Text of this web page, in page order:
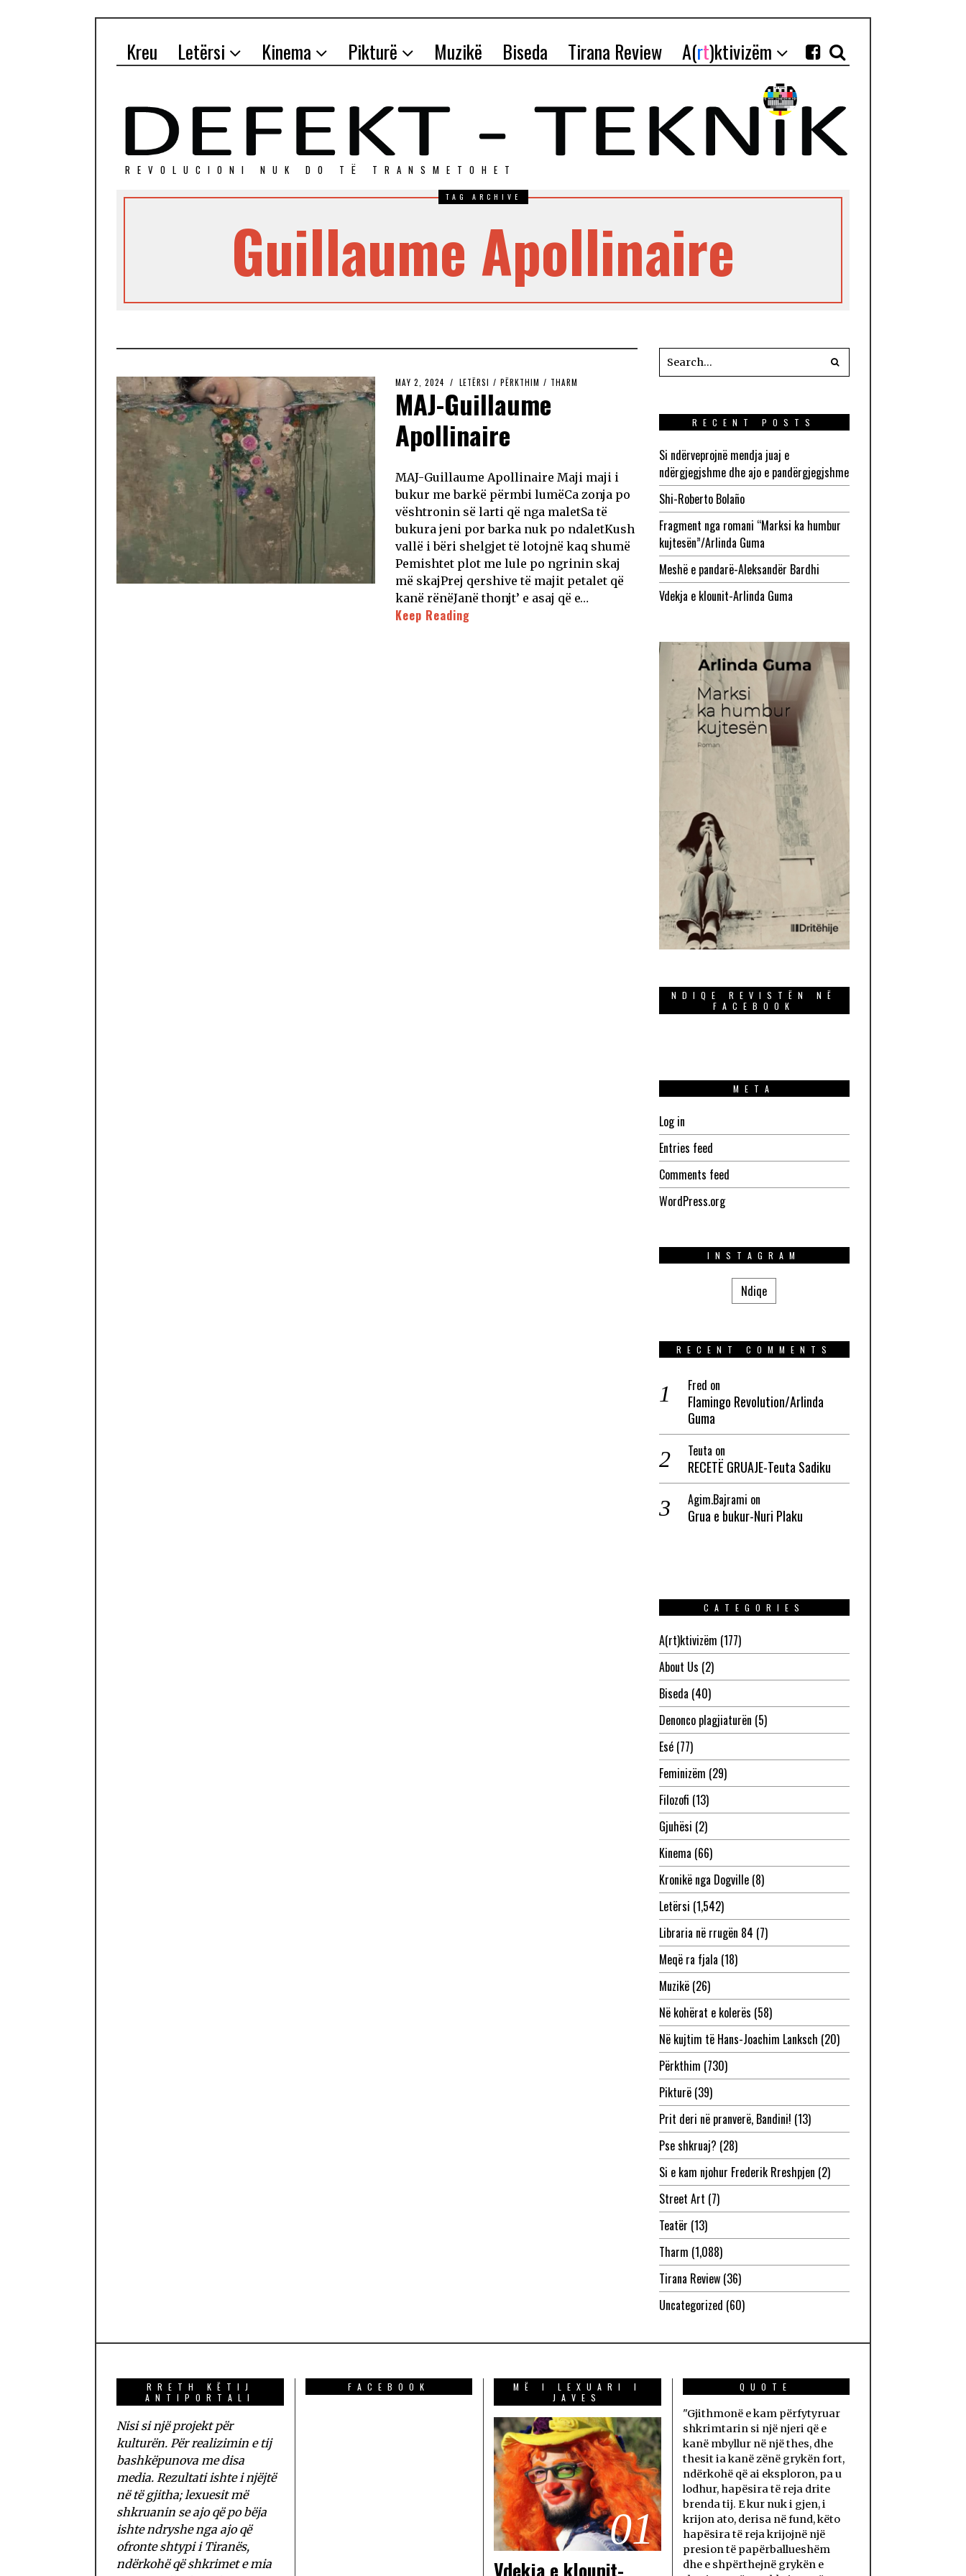
Kreu Letërsi Kinema Pikturë Muzikë Biseda Tirana Review A(rt)ktivizëm
REVOLUCIONI NUK DO TЁ TRANSMETOHET
TAG ARCHIVE
Guillaume Apollinaire
MAY 2, 2024 LETËRSI / PËRKTHIM / THARM
MAJ-Guillaume
Apollinaire
MAJ-Guillaume Apollinaire Maji maji i
bukur me barkë përmbi lumëCa zonja po
vështronin së larti që nga maletSa të
bukura jeni por barka nuk po ndaletKush
vallë i bëri shelgjet të lotojnë kaq shumë
Pemishtet plot me lule po ngrinin skaj
më skajPrej qershive të majit petalet që
kanë rënëJanë thonjt’ e asaj që e…
Keep Reading
RECENT POSTS
Si ndërveprojnë mendja juaj e
ndërgjegjshme dhe ajo e pandërgjegjshme
Shi-Roberto Bolaño
Fragment nga romani “Marksi ka humbur
kujtesën”/Arlinda Guma
Meshë e pandarë-Aleksandër Bardhi
Vdekja e klounit-Arlinda Guma
NDIQE REVISTËN NË
FACEBOOK
META
Log in
Entries feed
Comments feed
WordPress.org
INSTAGRAM
Ndiqe
RECENT COMMENTS
Fred on
Flamingo Revolution/Arlinda
Guma
Teuta on
RECETË GRUAJE-Teuta Sadiku
Agim.Bajrami on
Grua e bukur-Nuri Plaku
CATEGORIES
A(rt)ktivizëm (177)
About Us (2)
Biseda (40)
Denonco plagjiaturën (5)
Esé(77)
Feminizëm (29)
Filozofi (13)
Gjuhësi (2)
Kinema (66)
Kronikë nga Dogville(8)
Letërsi (1,542)
Libraria në rrugën 84 (7)
Meqë ra fjala (18)
Muzikë(26)
Në kohërat e kolerës (58)
Në kujtim të Hans-Joachim Lanksch (20)
Përkthim (730)
Pikturë(39)
Prit deri në pranverë, Bandini! (13)
Pse shkruaj? (28)
Si e kam njohur Frederik Rreshpjen (2)
Street Art (7)
Teatër (13)
Tharm (1,088)
Tirana Review(36)
Uncategorized (60)
RRETH KËTIJ
ANTIPORTALI
Nisi si një projekt për
kulturën. Për realizimin e tij
bashkëpunova me disa
media. Rezultati ishte i njëjtë
në të gjitha; lexuesit më
shkruanin se ajo që po bëja
ishte ndryshe nga ajo që
ofronte shtypi i Tiranës,
ndërkohë që shkrimet e mia
FACEBOOK
MË I LEXUARI I
JAVES
01
Vdekja e klounit-
QUOTE
"Gjithmonë e kam përfytyruar
shkrimtarin si një njeri që e
kanë mbyllur në një thes, dhe
thesit ia kanë zënë grykën fort,
ndërkohë që ai eksploron, pa u
lodhur, hapësira të reja drite
brenda tij. E kur nuk i gjen, i
krijon ato, derisa në fund, këto
hapësira të reja krijojnë një
presion të papërballueshëm
dhe e shpërthejnë grykën e